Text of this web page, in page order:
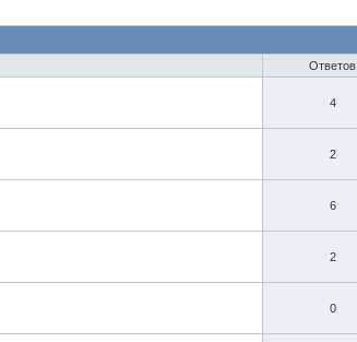
Ответов
4
2
6
2
0